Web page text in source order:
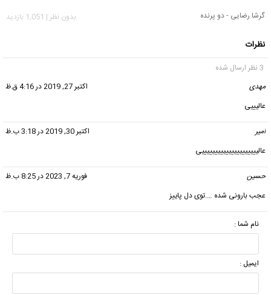
گرشا رضایی - دو پرنده
بدون نظر | 1,051 بازدید
نظرات
3 نظر ارسال شده
مهدی
اکتبر 27, 2019 در 4:16 ق.ظ
عالیییی
امیر
اکتبر 30, 2019 در 3:18 ب.ظ
عالیییییییییییییییییییییی
حسین
فوریه 7, 2023 در 8:25 ب.ظ
عجب بارونی شده ….توی دل پاییز
نام شما :
ایمیل :